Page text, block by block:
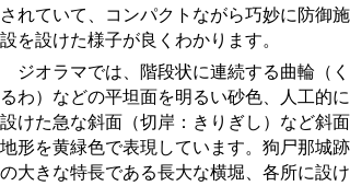
されていて、コンパクトながら巧妙に防御施
設を設けた様子が良くわかります。
ジオラマでは、階段状に連続する曲輪（く
るわ）などの平坦面を明るい砂色、人工的に
設けた急な斜面（切岸：きりぎし）など斜面
地形を黄緑色で表現しています。狗尸那城跡
の大きな特長である長大な横堀、各所に設け